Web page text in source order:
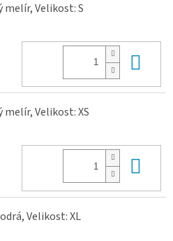
melír, Velikost: S
melír, Velikost: XS
Velikost: XL